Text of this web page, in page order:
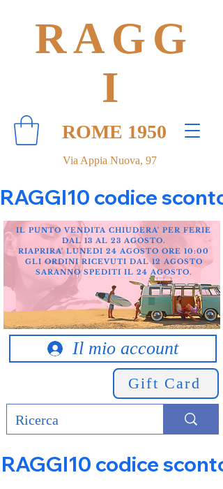
Via Appia Nuova, 97
RAGG
I
ROME 1950
RAGGI10 codice
Il mio account
Gift Card
IL PUNTO VENDITA CHIUDERA' PER FERIE
DAL 13 AL 23 AGOSTO.
RIAPRIRA' LUNEDI 24 AGOSTO ORE 10:00
GLI ORDINI RICEVUTI DAL 12 AGOSTO
SARANNO SPEDITI IL 24 AGOSTO.
RAGGI10 codice